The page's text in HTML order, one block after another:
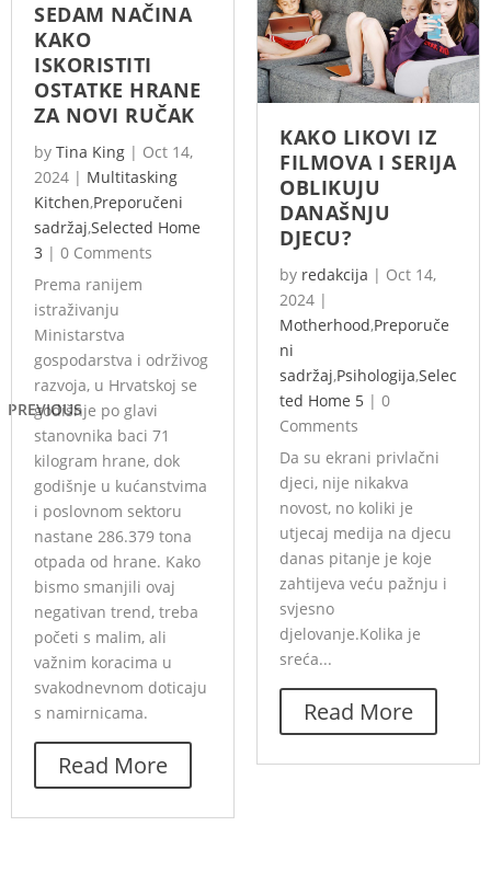
PREVIOUS
SEDAM NAČINA
KAKO
ISKORISTITI
OSTATKE HRANE
ZA NOVI RUČAK
by Tina King | Oct 14,
2024 | Multitasking
Kitchen,Preporučeni
sadržaj,Selected Home
3 | 0 Comments
Prema ranijem
istraživanju
Ministarstva
gospodarstva i održivog
razvoja, u Hrvatskoj se
godišnje po glavi
stanovnika baci 71
kilogram hrane, dok
godišnje u kućanstvima
i poslovnom sektoru
nastane 286.379 tona
otpada od hrane. Kako
bismo smanjili ovaj
negativan trend, treba
početi s malim, ali
važnim koracima u
svakodnevnom doticaju
s namirnicama.
Read More
KAKO LIKOVI IZ
FILMOVA I SERIJA
OBLIKUJU
DANAŠNJU
DJECU?
by redakcija | Oct 14,
2024 |
Motherhood,Preporuče
ni
sadržaj,Psihologija,Selec
ted Home 5 | 0
Comments
Da su ekrani privlačni
djeci, nije nikakva
novost, no koliki je
utjecaj medija na djecu
danas pitanje je koje
zahtijeva veću pažnju i
svjesno
djelovanje.Kolika je
sreća...
Read More